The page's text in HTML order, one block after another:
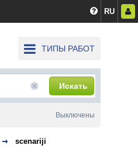
RU
ТИПЫ РАБОТ
Искать
scenariji
Выключены